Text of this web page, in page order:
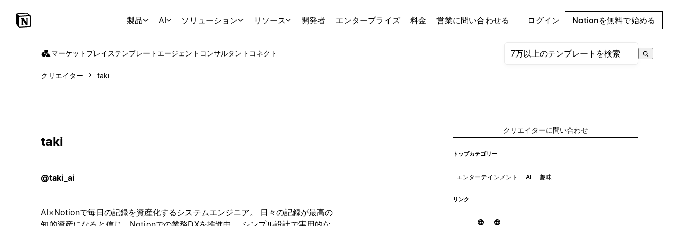
製品 AI ソリューション リソース 開発者 エンタープライズ 料金 営業に問い合わせる ログイン Notionを無料で始める
マーケットプレイステンプレート エージェント コンサルタント コネクト
クリエイター taki
taki
@taki_ai
AI×Notionで毎日の記録を資産化するシステムエンジニア。 日々の記録が最高の
クリエイターに問い合わせ
トップカテゴリー
エンターテインメント AI 趣味
リンク